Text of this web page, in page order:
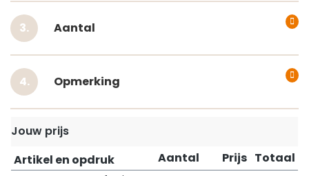
Aantal
Opmerking
Jouw prijs
Artikel en opdruk
Aantal Prijs Totaal